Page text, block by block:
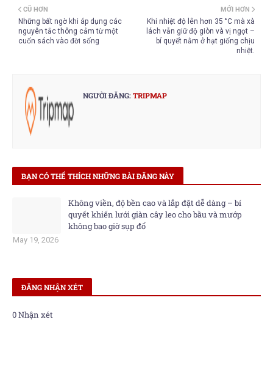
MỚI HƠN
Khi nhiệt độ lên hơn 35 °C mà xà
lách vẫn giữ độ giòn và vị ngọt –
bí quyết nằm ở hạt giống chịu
nhiệt.
CŨ HƠN
Những bất ngờ khi áp dụng các
nguyên tắc thông cảm từ một
cuốn sách vào đời sống
NGƯỜI ĐĂNG:TRIPMAP
BẠN CÓ THỂ THÍCH NHỮNG BÀI ĐĂNG NÀY
Không viền, độ bền cao và lắp đặt dễ dàng – bí
quyết khiến lưới giàn cây leo cho bầu và mướp
không bao giờ sụp đổ
May 19, 2026
ĐĂNG NHẬN XÉT
0 Nhận xét